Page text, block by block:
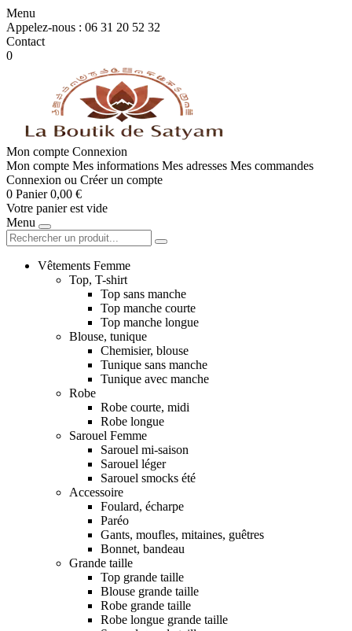
Menu
Appelez-nous : 06 31 20 52 32
Contact
0
Mon compte Connexion
Mon compte Mes informations Mes adresses Mes commandes
Connexion ou Créer un compte
0 Panier 0,00 €
Votre panier est vide
Menu
Vêtements Femme
Top, T-shirt
Top sans manche
Top manche courte
Top manche longue
Blouse, tunique
Chemisier, blouse
Tunique sans manche
Tunique avec manche
Robe
Robe courte, midi
Robe longue
Sarouel Femme
Sarouel mi-saison
Sarouel léger
Sarouel smocks été
Accessoire
Foulard, écharpe
Paréo
Gants, moufles, mitaines, guêtres
Bonnet, bandeau
Grande taille
Top grande taille
Blouse grande taille
Robe grande taille
Robe longue grande taille